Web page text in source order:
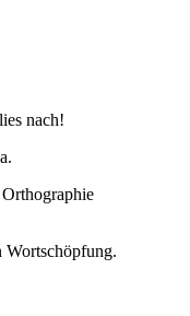
nach!
Wortschöpfung.